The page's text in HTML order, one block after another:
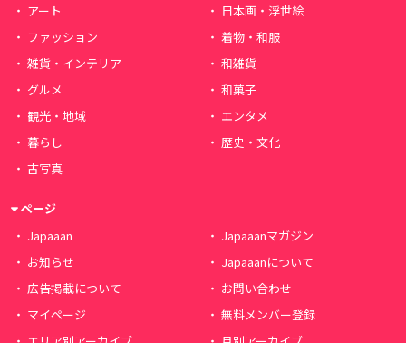
アート
日本画・浮世絵
ファッション
着物・和服
雑貨・インテリア
和雑貨
グルメ
和菓子
観光・地域
エンタメ
暮らし
歴史・文化
古写真
ページ
Japaaan
Japaaanマガジン
お知らせ
Japaaanについて
広告掲載について
お問い合わせ
マイページ
無料メンバー登録